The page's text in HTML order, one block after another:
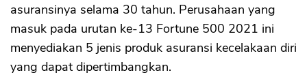
asuransinya selama 30 tahun. Perusahaan yang
masuk pada urutan ke-13 Fortune 500 2021 ini
menyediakan 5 jenis produk asuransi kecelakaan diri
yang dapat dipertimbangkan.